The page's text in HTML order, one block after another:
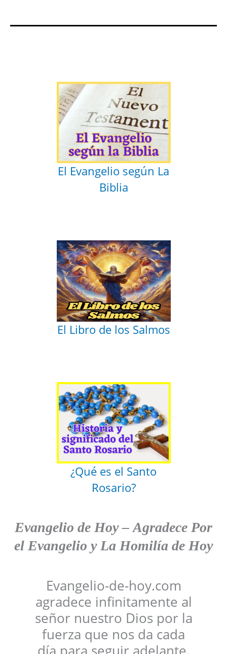
El Evangelio según La
Biblia
El Libro de los Salmos
¿Qué es el Santo
Rosario?
Evangelio de Hoy–Agradece Por
el Evangelio y La Homilía de Hoy
Evangelio-de-hoy.com
agradece infinitamente al
señor nuestro Dios por la
fuerza que nos da cada
día para seguir adelante.